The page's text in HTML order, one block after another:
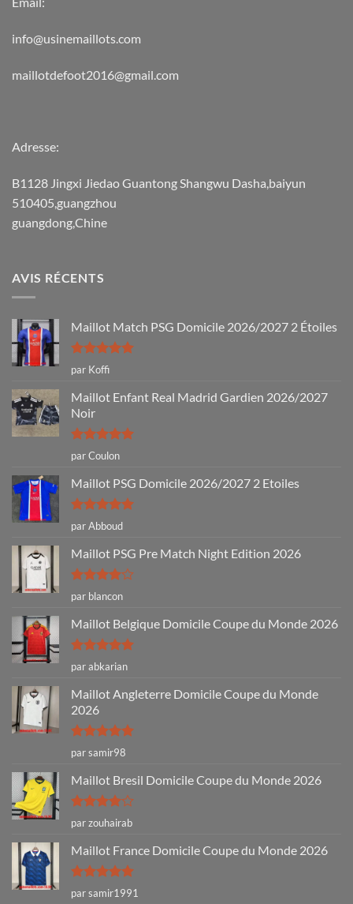
info@usinemaillots.com
maillotdefoot2016@gmail.com
Adresse:
B1128 Jingxi Jiedao Guantong Shangwu Dasha,baiyun
510405,guangzhou
guangdong,Chine
AVIS RÉCENTS
Maillot Match PSG Domicile 2026/2027 2 Étoiles
Note5sur
5
par Koffi
Maillot Enfant Real Madrid Gardien 2026/2027
Noir
Note5sur
5
par Coulon
Maillot PSG Domicile 2026/2027 2 Etoiles
Note5sur
5
par Abboud
Maillot PSG Pre Match Night Edition 2026
Note4
sur 5
par blancon
Maillot Belgique Domicile Coupe du Monde 2026
Note5sur
5
par abkarian
Maillot Angleterre Domicile Coupe du Monde
2026
Note5sur
5
par samir98
Maillot Bresil Domicile Coupe du Monde 2026
Note4
sur 5
par zouhairab
Maillot France Domicile Coupe du Monde 2026
Note5sur
par samir1991